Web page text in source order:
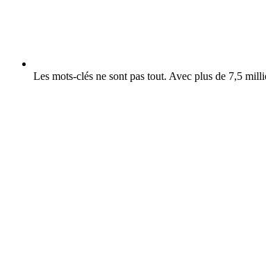
Les mots-clés ne sont pas tout. Avec plus de 7,5